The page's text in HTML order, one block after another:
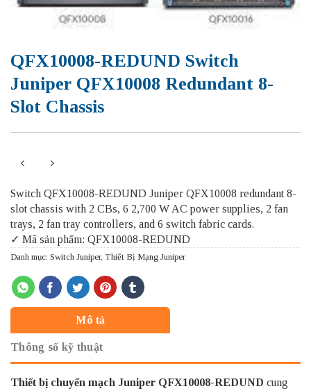
QFX10008-REDUND Switch
Juniper QFX10008 Redundant 8-
Slot Chassis
Switch QFX10008-REDUND Juniper QFX10008 redundant 8-
slot chassis with 2 CBs, 6 2,700 W AC power supplies, 2 fan
trays, 2 fan tray controllers, and 6 switch fabric cards.
✓ Mã sản phẩm: QFX10008-REDUND
Danh mục: Switch Juniper, Thiết Bị Mạng Juniper
Mô tả
Thông số kỹ thuật
Thiết bị chuyển mạch Juniper QFX10008-REDUND cung